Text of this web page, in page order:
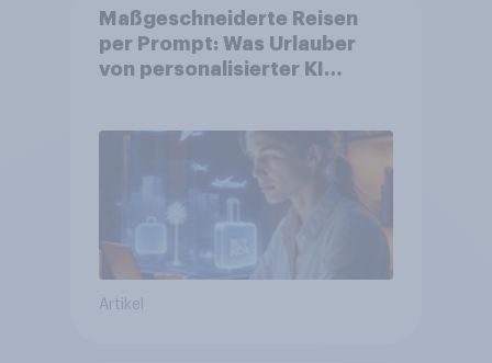
Maßgeschneiderte Reisen
per Prompt: Was Urlauber
von personalisierter KI
bereits genutzt werden
Artikel